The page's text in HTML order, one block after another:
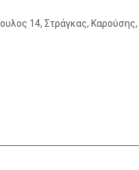
14, Στράγκας,